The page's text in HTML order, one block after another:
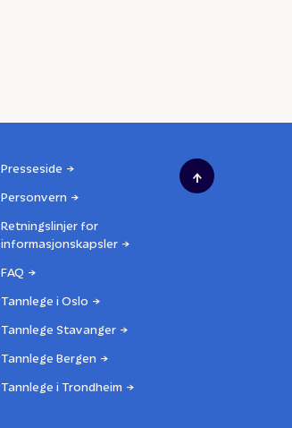
Presseside
Personvern
Retningslinjer for
informasjonskapsler
FAQ
Tannlege i Oslo
Tannlege Stavanger
Tannlege Bergen
Tannlege i Trondheim
↑